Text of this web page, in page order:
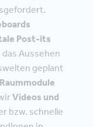
Post-its
Aussehen
geplant
Videos und
bzw. schnelle